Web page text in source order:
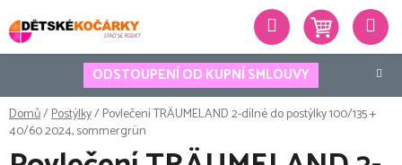
na
obsah
ODSTOUPENÍ OD KUPNÍ SMLOUVY
Hledat
Domů/Postýlky/Povlečení TRÄUMELAND 2-dílné do postýlky 100/135 +
40/60 2024, sommergrün